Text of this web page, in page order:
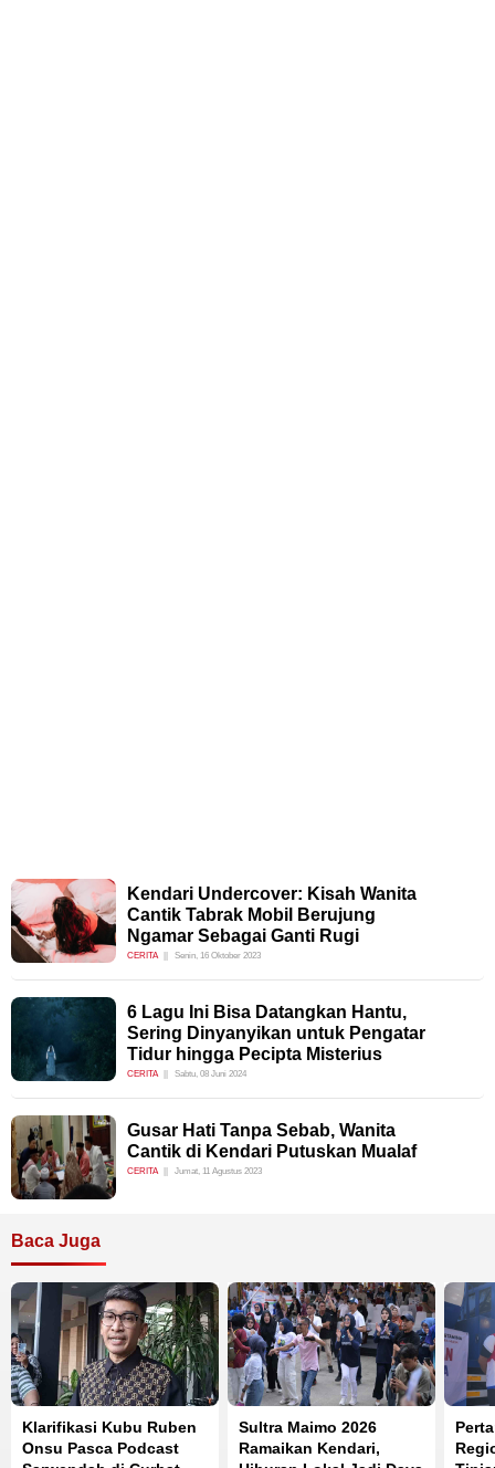
Kendari Undercover: Kisah Wanita
Cantik Tabrak Mobil Berujung
Ngamar Sebagai Ganti Rugi
CERITA Senin, 16 Oktober 2023
6 Lagu Ini Bisa Datangkan Hantu,
Sering Dinyanyikan untuk Pengatar
Tidur hingga Pecipta Misterius
CERITA Sabtu, 08 Juni 2024
Gusar Hati Tanpa Sebab, Wanita
Cantik di Kendari Putuskan Mualaf
CERITA Jumat, 11 Agustus 2023
Baca Juga
Klarifikasi Kubu Ruben
Onsu Pasca Podcast
Sultra Maimo 2026
Ramaikan Kendari,